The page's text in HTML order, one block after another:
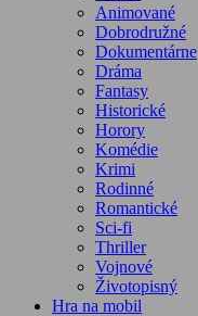
Animované
Dobrodružné
Dokumentárne
Dráma
Fantasy
Historické
Horory
Komédie
Krimi
Rodinné
Romantické
Sci-fi
Thriller
Vojnové
Životopisný
Hra na mobil